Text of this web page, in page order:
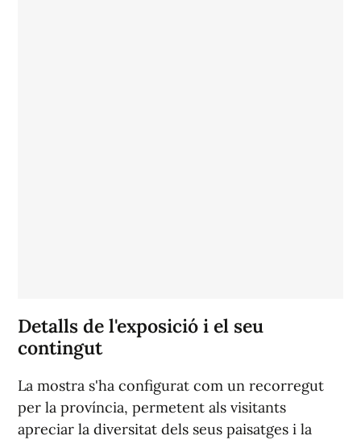
Detalls de l'exposició i el seu
contingut
La mostra s'ha configurat com un recorregut
per la província, permetent als visitants
apreciar la diversitat dels seus paisatges i la